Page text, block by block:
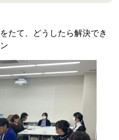
たて、どうしたら解決でき